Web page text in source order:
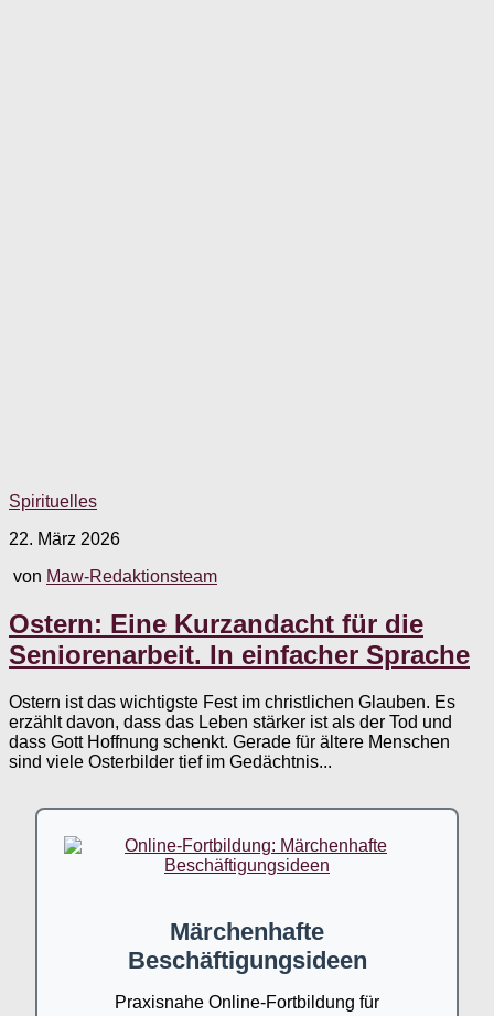
Spirituelles
22. März 2026
von Maw-Redaktionsteam
Ostern: Eine Kurzandacht für die
Seniorenarbeit. In einfacher Sprache
Ostern ist das wichtigste Fest im christlichen Glauben. Es
erzählt davon, dass das Leben stärker ist als der Tod und
dass Gott Hoffnung schenkt. Gerade für ältere Menschen
sind viele Osterbilder tief im Gedächtnis...
Märchenhafte
Beschäftigungsideen
Praxisnahe Online-Fortbildung für